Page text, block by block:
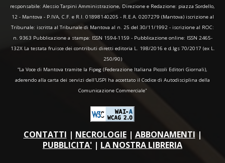
responsabile: Alessio Tarpini Amministrazione, Direzione e Redazione: piazza Sordello,
12 - Mantova - P.IVA, C.F. e R.I. 01898140205 - R.E.A. 0207279 (Mantova) iscrizione al
Tribunale: iscritta al Tribunale di Mantova al n. 25 del 30/11/1992 - iscrizione al ROC:
n. 9363 Pubblicazione a stampa: ISSN 1594-1159 - Pubblicazione online: ISSN 2465-
132X La testata fruisce dei contributi diretti editoria L. 198/2016 e d.lgs 70/2017 (ex L.
250/90)
“La Voce di Mantova tramite la Fipeg (Federazione Italiana Piccoli Editori Giornali),
aderendo alla carta dei servizi dell'USPI ha accettato il Codice di Autodisciplina della
Comunicazione Commerciale"
CONTATTI | NECROLOGIE| ABBONAMENTI |
PUBBLICITA' | LA NOSTRA LIBRERIA